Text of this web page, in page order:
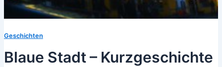
Geschichten
Blaue Stadt – Kurzgeschichte